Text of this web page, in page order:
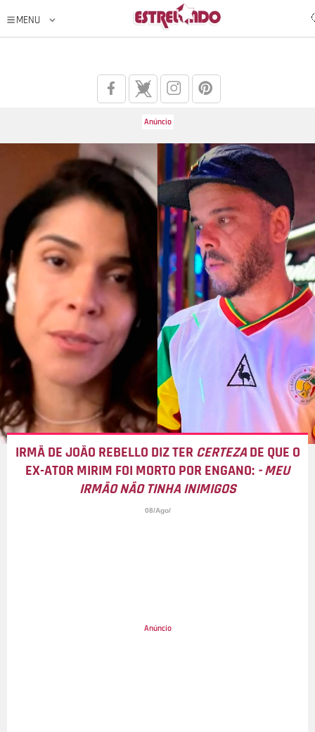
IRMÃ DE JOÃO REBELLO DIZ TER CERTEZADE QUE O
EX-ATOR MIRIM FOI MORTO POR ENGANO: - MEU
IRMÃO NÃO TINHA INIMIGOS
08/Ago/